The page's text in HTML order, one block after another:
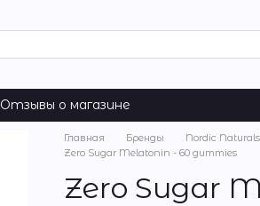
Отзывы о магазине
Главная Бренды Nordic
Zero Sugar Melatonin - 60 gummies
Zero Sugar